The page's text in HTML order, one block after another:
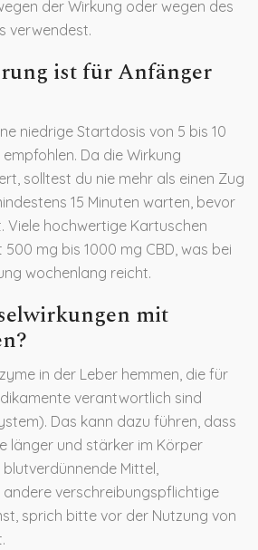
der Wirkung oder wegen des
verwendest.
ist für Anfänger
niedrige Startdosis von 5 bis 10
Da die Wirkung
solltest du nie mehr als einen Zug
15 Minuten warten, bevor
Viele hochwertige Kartuschen
mg bis 1000 mg CBD, was bei
wochenlang reicht.
mit
in der Leber hemmen, die für
verantwortlich sind
Das kann dazu führen, dass
länger und stärker im Körper
Mittel,
verschreibungspflichtige
sprich bitte vor der Nutzung von